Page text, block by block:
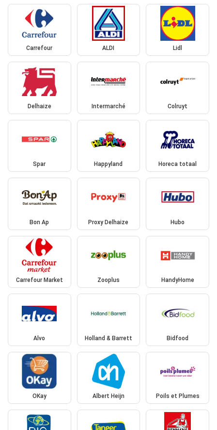
Carrefour ALDI Lidl
Delhaize Intermarché Colruyt
Spar Happyland Horeca totaal
Bon Ap Proxy Delhaize Hubo
Carrefour Market Zooplus HandyHome
Alvo Holland & Barrett Bidfood
OKay Albert Heijn Poils et Plumes